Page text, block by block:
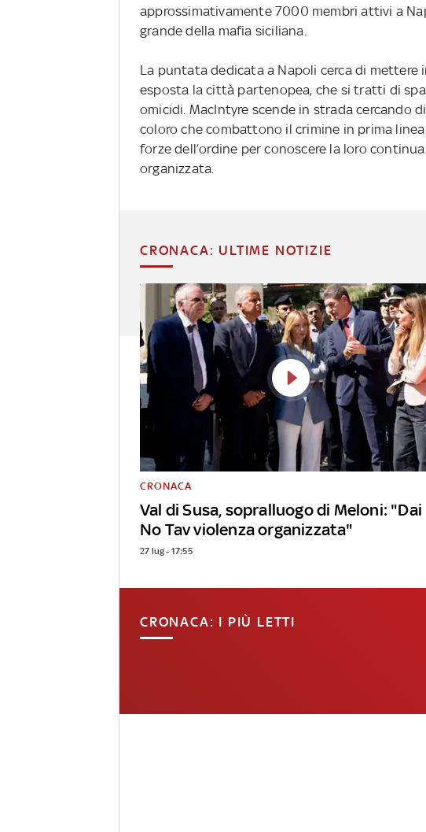
approssimativamente 7000 membri attivi a
grande della mafia siciliana.
La puntata dedicata a Napoli cerca di mettere
esposta la città partenopea, che si tratti di
omicidi. MacIntyre scende in strada cercando
coloro che combattono il crimine in prima
forze dell’ordine per conoscere la loro
organizzata.
CRONACA: ULTIME NOTIZIE
Val di Susa, sopralluogo di Meloni: "Dai
No Tav violenza organizzata"
CRONACA
27 lug - 17:55
CRONACA: I PIÙ LETTI